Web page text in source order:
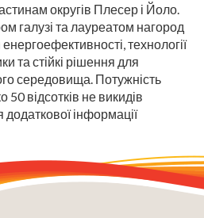
округів Плесер і Йоло.
галузі та лауреатом нагород
технології
та стійкі рішення для
середовища. Потужність
відсотків не викидів
інформації